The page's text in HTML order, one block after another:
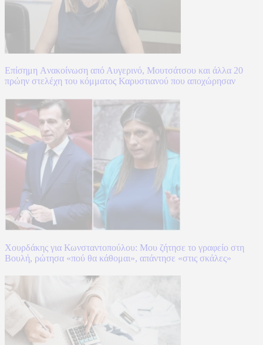
Επίσημη Aνακοίνωση από Αυγερινό, Μουτσάτσου και άλλα 20
πρώην στελέχη του κόμματος Καρυστιανού που αποχώρησαν
Χουρδάκης για Κωνσταντοπούλου: Μου ζήτησε το γραφείο στη
Βουλή, ρώτησα «πού θα κάθομαι», απάντησε «στις σκάλες»